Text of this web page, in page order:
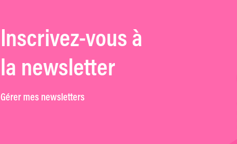
Inscrivez-vous à
la newsletter
Gérer mes newsletters